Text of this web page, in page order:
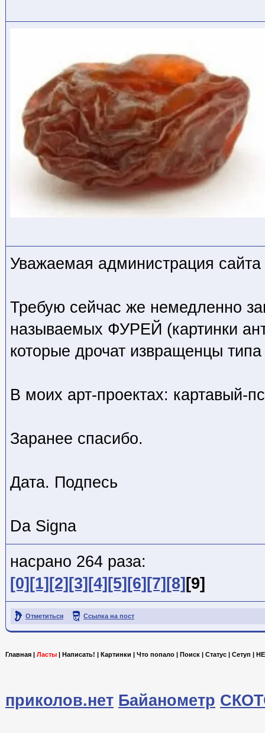
Уважаемая администрация
Требую сейчас же немедленно
называемых ФУРЕЙ (картинки
которые дрочат извращенцы
В моих арт-проектах: картавый-
Заранее спасибо.
Дата. Подпесь
Da Signa
насрано 264 раза:
[0] [1] [2] [3] [4] [5] [6] [7] [8] [9]
Отметиться Ссылка на пост
Главная | Ласты | Написать! | Картинки | Что попало | Поиск | Статус | Сетуп |
приколов.нет Байанометр